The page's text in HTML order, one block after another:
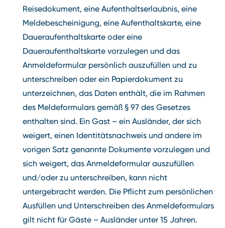
Reisedokument, eine Aufenthaltserlaubnis, eine
Meldebescheinigung, eine Aufenthaltskarte, eine
Daueraufenthaltskarte oder eine
Daueraufenthaltskarte vorzulegen und das
Anmeldeformular persönlich auszufüllen und zu
unterschreiben oder ein Papierdokument zu
unterzeichnen, das Daten enthält, die im Rahmen
des Meldeformulars gemäß § 97 des Gesetzes
enthalten sind. Ein Gast – ein Ausländer, der sich
weigert, einen Identitätsnachweis und andere im
vorigen Satz genannte Dokumente vorzulegen und
sich weigert, das Anmeldeformular auszufüllen
und/oder zu unterschreiben, kann nicht
untergebracht werden. Die Pflicht zum persönlichen
Ausfüllen und Unterschreiben des Anmeldeformulars
gilt nicht für Gäste – Ausländer unter 15 Jahren.